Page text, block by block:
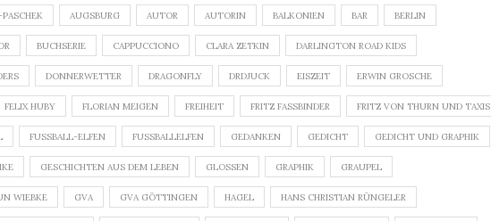
AUGSBURG AUTOR AUTORIN BALKONIEN BAR BERLIN
BUCHSERIE CAPPUCCIONO CLARA ZETKIN DARLINGTON ROAD KIDS
DONNERWETTER DRAGONFLY DRDJUCK EISZEIT ERWIN GROSCHE
FELIX HUBY FLORIAN MEIGEN FREIHEIT FRITZ FASSBINDER FRITZ VON THURN UND TAXIS
FUSSBALL-ELFEN FUSSBALLELFEN GEDANKEN GEDICHT GEDICHT UND GRAPHIK
GESCHICHTEN AUS DEM LEBEN GLOSSEN GRAPHIK GRAUPEL
WIEBKE GVA GVA GÖTTINGEN HAGEL HANS CHRISTIAN RÜNGELER